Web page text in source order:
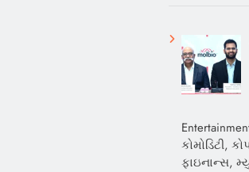
કોમોડિટી,
ફાઇનાન્સ,